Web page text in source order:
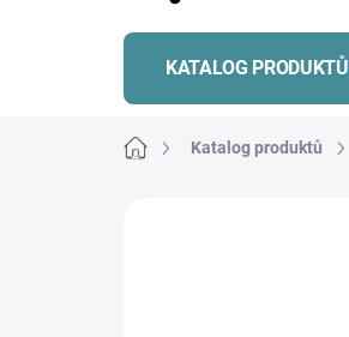
KATALOG PRODUKTŮ
Domů Katalog produktů